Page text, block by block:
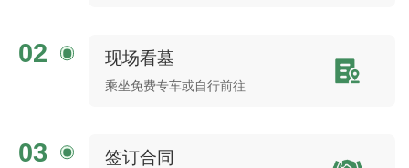
02 现场看墓
乘坐免费专车或自行前往
03 签订合同